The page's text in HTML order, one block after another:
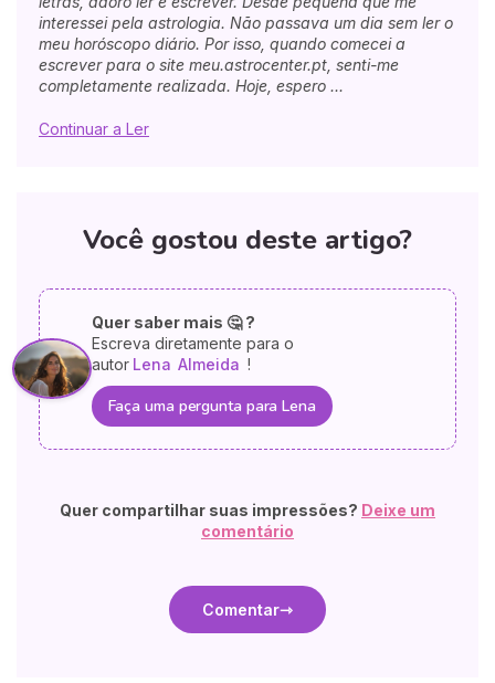
interessei pela astrologia. Não passava um dia sem ler o
meu horóscopo diário. Por isso, quando comecei a
escrever para o site meu.astrocenter.pt, senti-me
completamente realizada. Hoje, espero ...
Continuar a Ler
Você gostou deste artigo?
Quer saber mais 🤔 ?
Escreva diretamente para o
autor Lena Almeida !
Faça uma pergunta para Lena
Quer compartilhar suas impressões? Deixe um
comentário
Comentar